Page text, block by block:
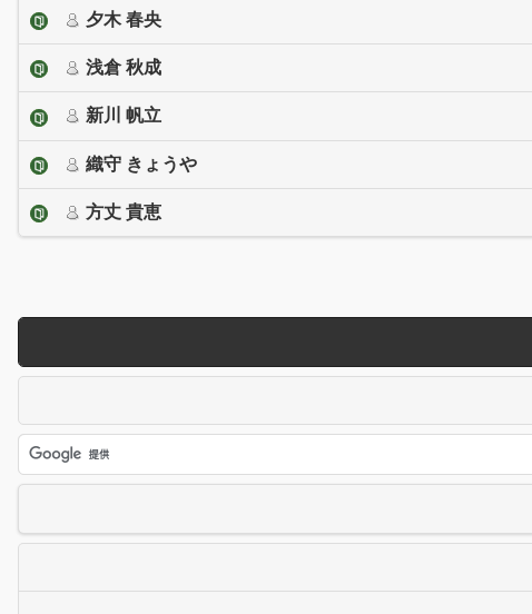
夕木 春央
浅倉 秋成
新川 帆立
織守 きょうや
方丈 貴恵